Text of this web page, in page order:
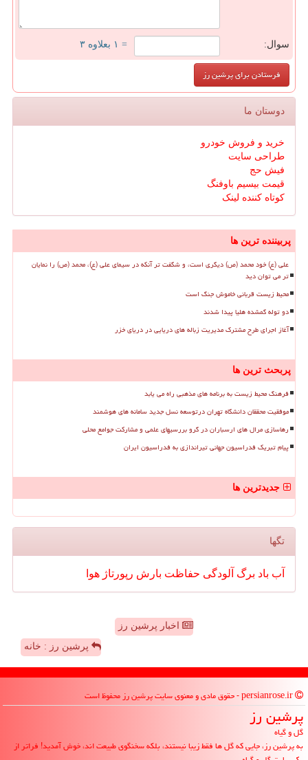
سوال: = ۱ بعلاوه ۳
دوستان ما
خرید و فروش خودرو
طراحی سایت
فیش حج
قیمت بیسیم باوفنگ
کوتاه کننده لینک
پربیننده ترین ها
علی (ع) خود محمد (ص) دیگری است، و شگفت تر آنکه در سیمای علی (ع)، محمد (ص) را نمایان
تر می توان دید
محیط زیست قربانی خاموش جنگ است
دو توله گمشده هلیا پیدا شدند
آغاز اجرای طرح مشترک مدیریت زباله های دریایی در دریای خزر
پربحث ترین ها
فرهنگ محیط زیست به برنامه های مذهبی راه می یابد
موفقیت محققان دانشگاه تهران درتوسعه نسل جدید سامانه های هوشمند
رهاسازی مرال های ارسباران در گرو بررسیهای علمی و مشارکت جوامع محلی
پیام تبریک فدراسیون جهانی تیراندازی به فدراسیون ایران
جدیدترین ها
تگها
آب باد برگ آلودگی حفاظت بارش رپورتاژ هوا
اخبار پرشین رز
پرشین رز : خانه
پرشین رز
گل و گیاه
به پرشین رز، جایی که گل ها فقط زیبا نیستند، بلکه سخنگوی طبیعت اند، خوش آمدید! فراتر از